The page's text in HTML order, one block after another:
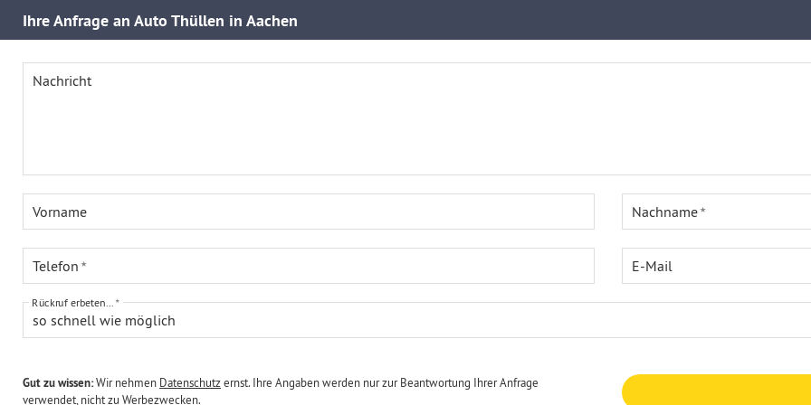
IhreAnfrage an Auto Thüllen in Aachen
Nachricht
Vorname Nachname
Telefon E-Mail
so schnell wie möglich
Rückruf erbeten...
Gut zu wissen:Wir nehmen Datenschutzernst. Ihre Angaben werden nur zur Beantwortung Ihrer Anfrage
verwendet, nicht zu Werbezwecken.